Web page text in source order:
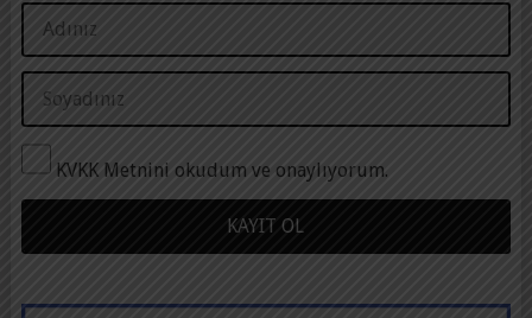
KVKK Metnini okudum ve onaylıyorum.